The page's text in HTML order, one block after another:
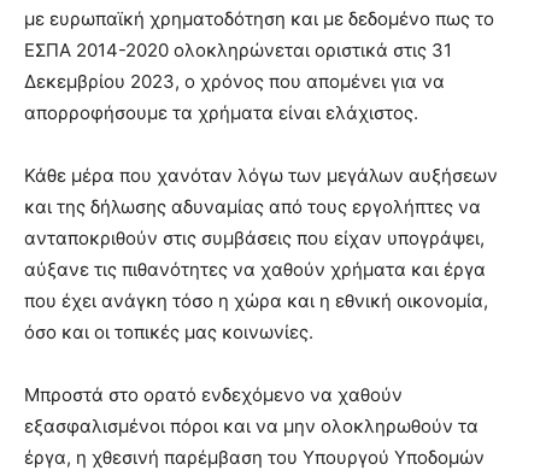
με ευρωπαϊκή χρηματοδότηση και με δεδομένο πως το
ΕΣΠΑ 2014-2020 ολοκληρώνεται οριστικά στις 31
Δεκεμβρίου 2023, ο χρόνος που απομένει για να
απορροφήσουμε τα χρήματα είναι ελάχιστος.
Κάθε μέρα που χανόταν λόγω των μεγάλων αυξήσεων
και της δήλωσης αδυναμίας από τους εργολήπτες να
ανταποκριθούν στις συμβάσεις που είχαν υπογράψει,
αύξανε τις πιθανότητες να χαθούν χρήματα και έργα
που έχει ανάγκη τόσο η χώρα και η εθνική οικονομία,
όσο και οι τοπικές μας κοινωνίες.
Μπροστά στο ορατό ενδεχόμενο να χαθούν
εξασφαλισμένοι πόροι και να μην ολοκληρωθούν τα
έργα, η χθεσινή παρέμβαση του Υπουργού Υποδομών